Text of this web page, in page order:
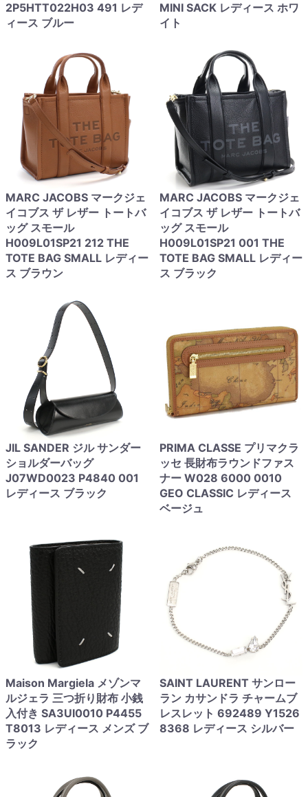
2P5HTT022H03 491 レデ
ィース ブルー
MINI SACK レディース ホワ
イト
MARC JACOBS マークジェ
イコブス ザ レザー トートバ
ッグ スモール
H009L01SP21 212 THE
TOTE BAG SMALL レディー
ス ブラウン
MARC JACOBS マークジェ
イコブス ザ レザー トートバ
ッグ スモール
H009L01SP21 001 THE
TOTE BAG SMALL レディー
ス ブラック
JIL SANDER ジル サンダー
ショルダーバッグ
J07WD0023 P4840 001
レディース ブラック
PRIMA CLASSE プリマクラ
ッセ 長財布ラウンドファス
ナー W028 6000 0010
GEO CLASSIC レディース
ベージュ
Maison Margiela メゾンマ
ルジェラ 三つ折り財布 小銭
入付き SA3UI0010 P4455
T8013 レディース メンズ ブ
ラック
SAINT LAURENT サンロー
ラン カサンドラ チャームブ
レスレット 692489 Y1526
8368 レディース シルバー